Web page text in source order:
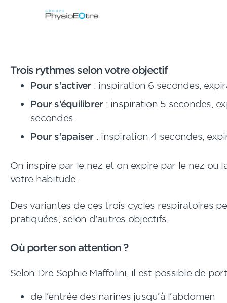
Trois rythmes selon votre objectif
Pour s’activer: inspiration 6 secondes,
Pour s’équilibrer: inspiration 5 secondes,
secondes.
Pour s’apaiser: inspiration 4 secondes,
On inspire par le nez et on expire par le nez ou
votre habitude.
Des variantes de ces trois cycles respiratoires
pratiquées, selon d'autres objectifs.
Où porter son attention ?
Selon Dre Sophie Maffolini, il est possible de
de l’entrée des narines jusqu’à l’abdomen